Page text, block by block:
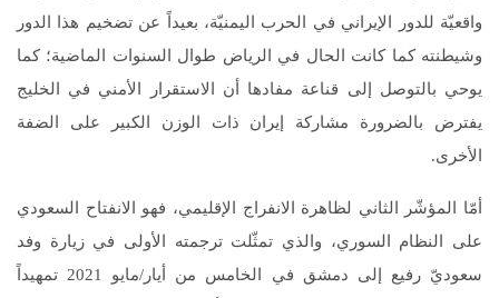
واقعيّة للدور الإيراني في الحرب اليمنيّة، بعيداً عن تضخيم هذا الدور
وشيطنته كما كانت الحال في الرياض طوال السنوات الماضية؛ كما
يوحي بالتوصل إلى قناعة مفادها أن الاستقرار الأمني في الخليج
يفترض بالضرورة مشاركة إيران ذات الوزن الكبير على الضفة
الأخرى.
أمّا المؤشّر الثاني لظاهرة الانفراج الإقليمي، فهو الانفتاح السعودي
على النظام السوري، والذي تمثّلت ترجمته الأولى في زيارة وفد
سعوديّ رفيع إلى دمشق في الخامس من أيار/مايو 2021 تمهيداً